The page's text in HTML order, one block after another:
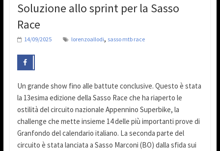
Soluzione allo sprint per la Sasso
Race
14/09/2025 lorenzoallodi, sasso mtb race
Un grande show fino alle battute conclusive. Questo è stata
la 13esima edizione della Sasso Race che ha riaperto le
ostilità del circuito nazionale Appennino Superbike, la
challenge che mette insieme 14 delle più importanti prove di
Granfondo del calendario italiano. La seconda parte del
circuito è stata lanciata a Sasso Marconi (BO) dalla sfida sui